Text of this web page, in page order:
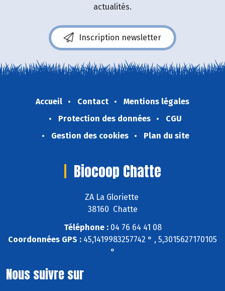
actualités.
Inscription newsletter
Accueil Contact
Mentions légales
Protection des données
CGU
Gestion des cookies
Plan du site
Biocoop Chatte
ZA La Gloriette
38160 Chatte
Téléphone :04 76 64 41 08
Coordonnées GPS : 45,1419983257742 ° , 5,3015627170105
°
Nous suivre sur